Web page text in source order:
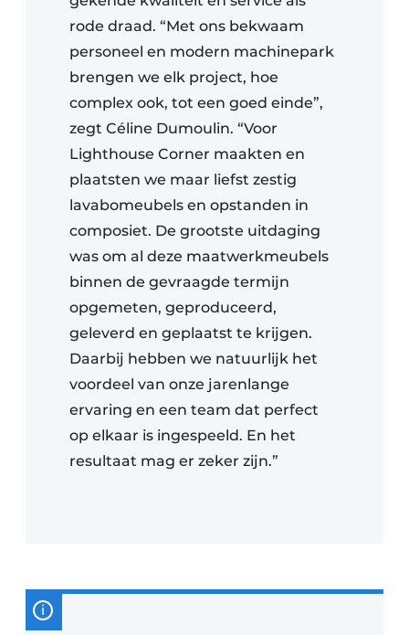
rode draad. “Met ons bekwaam
personeel en modern machinepark
brengen we elk project, hoe
complex ook, tot een goed einde”,
zegt Céline Dumoulin. “Voor
Lighthouse Corner maakten en
plaatsten we maar liefst zestig
lavabomeubels en opstanden in
composiet. De grootste uitdaging
was om al deze maatwerkmeubels
binnen de gevraagde termijn
opgemeten, geproduceerd,
geleverd en geplaatst te krijgen.
Daarbij hebben we natuurlijk het
voordeel van onze jarenlange
ervaring en een team dat perfect
op elkaar is ingespeeld. En het
resultaat mag er zeker zijn.”